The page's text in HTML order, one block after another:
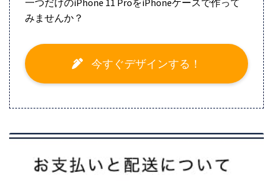
みませんか？
今すぐデザインする！